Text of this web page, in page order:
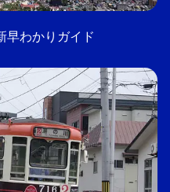
早わかりガイド